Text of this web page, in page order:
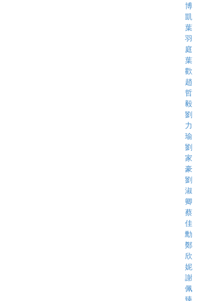
博
凱
葉
羽
庭
葉
歡
趙
哲
毅
劉
力
瑜
劉
家
豪
劉
淑
卿
蔡
佳
勳
鄭
欣
妮
謝
佩